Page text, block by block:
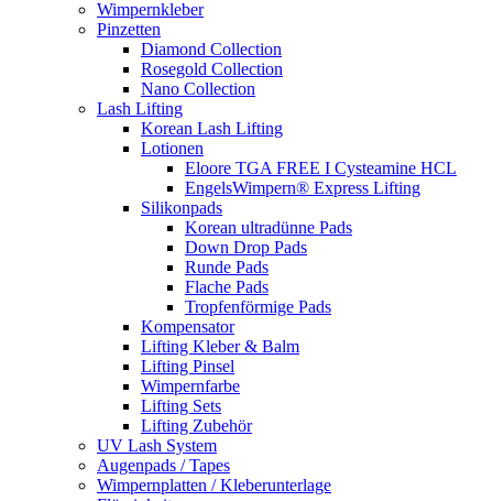
Wimpernkleber
Pinzetten
Diamond Collection
Rosegold Collection
Nano Collection
Lash Lifting
Korean Lash Lifting
Lotionen
Eloore TGA FREE I Cysteamine HCL
EngelsWimpern® Express Lifting
Silikonpads
Korean ultradünne Pads
Down Drop Pads
Runde Pads
Flache Pads
Tropfenförmige Pads
Kompensator
Lifting Kleber & Balm
Lifting Pinsel
Wimpernfarbe
Lifting Sets
Lifting Zubehör
UV Lash System
Augenpads / Tapes
Wimpernplatten / Kleberunterlage